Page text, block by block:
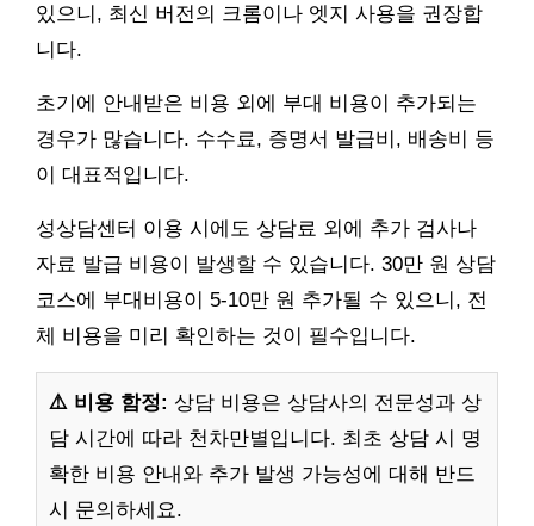
있으니, 최신 버전의 크롬이나 엣지 사용을 권장합
니다.
초기에 안내받은 비용 외에 부대 비용이 추가되는
경우가 많습니다. 수수료, 증명서 발급비, 배송비 등
이 대표적입니다.
성상담센터 이용 시에도 상담료 외에 추가 검사나
자료 발급 비용이 발생할 수 있습니다. 30만 원 상담
코스에 부대비용이 5-10만 원 추가될 수 있으니, 전
체 비용을 미리 확인하는 것이 필수입니다.
⚠️ 비용 함정: 상담 비용은 상담사의 전문성과 상
담 시간에 따라 천차만별입니다. 최초 상담 시 명
확한 비용 안내와 추가 발생 가능성에 대해 반드
시 문의하세요.